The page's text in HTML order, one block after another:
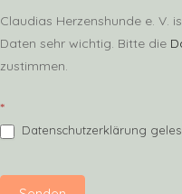
Claudias Herzenshunde e. V.
Daten sehr wichtig. Bitte die
zustimmen.
*
Datenschutzerklärung